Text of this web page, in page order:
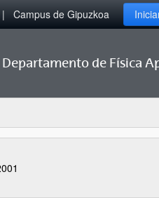
Campus de Gipuzkoa
Departamento de Física